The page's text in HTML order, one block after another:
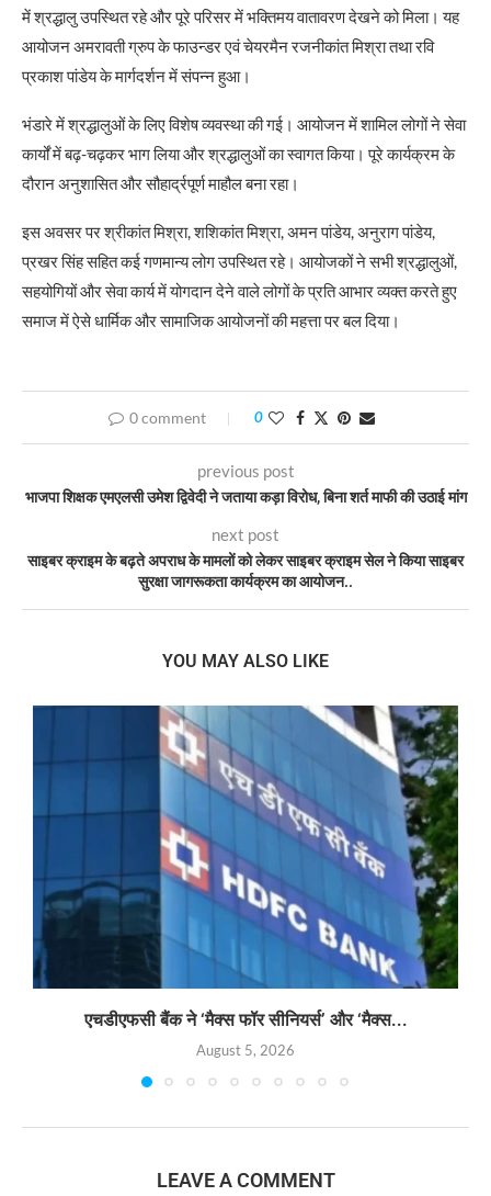
में श्रद्धालु उपस्थित रहे और पूरे परिसर में भक्तिमय वातावरण देखने को मिला। यह
आयोजन अमरावती ग्रुप के फाउन्डर एवं चेयरमैन रजनीकांत मिश्रा तथा रवि
प्रकाश पांडेय के मार्गदर्शन में संपन्न हुआ।
भंडारे में श्रद्धालुओं के लिए विशेष व्यवस्था की गई। आयोजन में शामिल लोगों ने सेवा
कार्यों में बढ़-चढ़कर भाग लिया और श्रद्धालुओं का स्वागत किया। पूरे कार्यक्रम के
दौरान अनुशासित और सौहार्द्रपूर्ण माहौल बना रहा।
इस अवसर पर श्रीकांत मिश्रा, शशिकांत मिश्रा, अमन पांडेय, अनुराग पांडेय,
प्रखर सिंह सहित कई गणमान्य लोग उपस्थित रहे। आयोजकों ने सभी श्रद्धालुओं,
सहयोगियों और सेवा कार्य में योगदान देने वाले लोगों के प्रति आभार व्यक्त करते हुए
समाज में ऐसे धार्मिक और सामाजिक आयोजनों की महत्ता पर बल दिया।
0 comment 0
previous post
भाजपा शिक्षक एमएलसी उमेश द्विवेदी ने जताया कड़ा विरोध, बिना शर्त माफी की उठाई मांग
next post
साइबर क्राइम के बढ़ते अपराध के मामलों को लेकर साइबर क्राइम सेल ने किया साइबर
सुरक्षा जागरूकता कार्यक्रम का आयोजन..
YOU MAY ALSO LIKE
एचडीएफसी बैंक ने ‘मैक्स फॉर सीनियर्स’ और ‘मैक्स...
August 5, 2026
LEAVE A COMMENT